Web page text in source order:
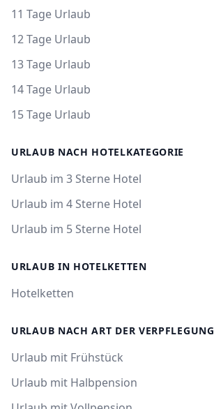
11 Tage Urlaub
12 Tage Urlaub
13 Tage Urlaub
14 Tage Urlaub
15 Tage Urlaub
URLAUB NACH HOTELKATEGORIE
Urlaub im 3 Sterne Hotel
Urlaub im 4 Sterne Hotel
Urlaub im 5 Sterne Hotel
URLAUB IN HOTELKETTEN
Hotelketten
URLAUB NACH ART DER VERPFLEGUNG
Urlaub mit Frühstück
Urlaub mit Halbpension